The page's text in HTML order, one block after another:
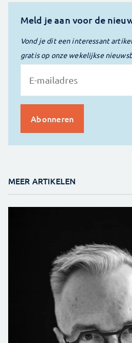
Meld je aan voor de
Vond je dit een interessant
gratis op onze wekelijkse
MEER ARTIKELEN